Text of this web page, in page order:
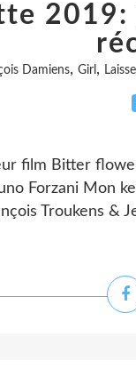
2019:
Damiens, Girl ,
film Bitter
Forzani Mon
Troukens &